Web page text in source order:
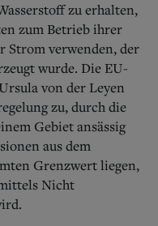
zu erhalten,
zum Betrieb ihrer
Strom verwenden, der
wurde. Die EU-
von der Leyen
zu, durch die
Gebiet ansässig
aus dem
Grenzwert liegen,
Nicht